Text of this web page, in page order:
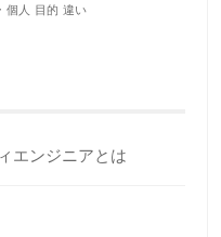
個人 目的 違い
エンジニアとは